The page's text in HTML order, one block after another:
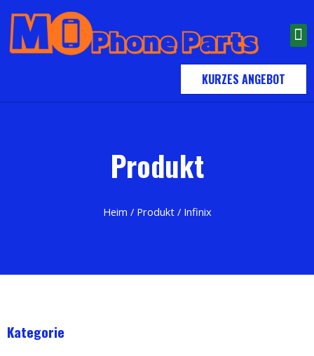
KURZES ANGEBOT
Produkt
Heim / Produkt/ Infinix
Kategorie